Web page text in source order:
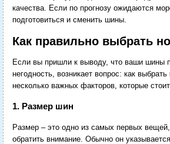
качества. Если по прогнозу ожидаются
подготовиться и сменить шины.
Как правильно выбрать
Если вы пришли к выводу, что ваши шины
негодность, возникает вопрос: как
несколько важных факторов, которые
1. Размер шин
Размер – это одно из самых первых вещей,
обратить внимание. Обычно он